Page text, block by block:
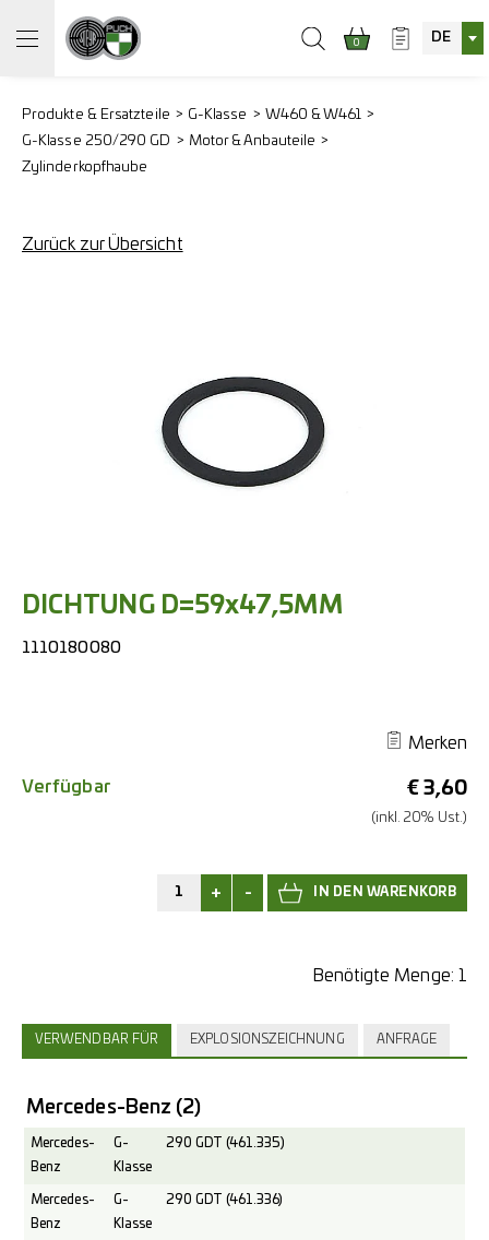
0 DE
Produkte & Ersatzteile G-Klasse
W460 & W461
G-Klasse 250/290 GD
Motor & Anbauteile
Zylinderkopfhaube
Zurück zur Übersicht
DICHTUNG D=59x47,5MM
1110180080
Merken
€ 3,60
(inkl. 20% Ust.)
Verfügbar
+ -
Benötigte Menge: 1
VERWENDBAR FÜR EXPLOSIONSZEICHNUNG ANFRAGE
Mercedes-Benz (2)
Mercedes-
Benz
G-
Klasse
290 GDT (461.335)
Mercedes-
Benz
G-
Klasse
290 GDT (461.336)